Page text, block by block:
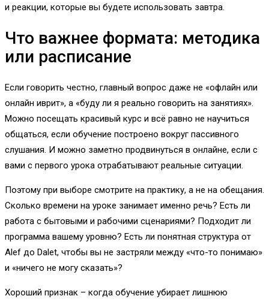
и реакции, которые вы будете использовать завтра.
Что важнее формата: методика
или расписание
Если говорить честно, главный вопрос даже не «офлайн или
онлайн иврит», а «буду ли я реально говорить на занятиях».
Можно посещать красивый курс и всё равно не научиться
общаться, если обучение построено вокруг пассивного
слушания. И можно заметно продвинуться в онлайне, если с
вами с первого урока отрабатывают реальные ситуации.
Поэтому при выборе смотрите на практику, а не на обещания.
Сколько времени на уроке занимает именно речь? Есть ли
работа с бытовыми и рабочими сценариями? Подходит ли
программа вашему уровню? Есть ли понятная структура от
Alef до Dalet, чтобы вы не застряли между «что-то понимаю»
и «ничего не могу сказать»?
Хороший признак – когда обучение убирает лишнюю